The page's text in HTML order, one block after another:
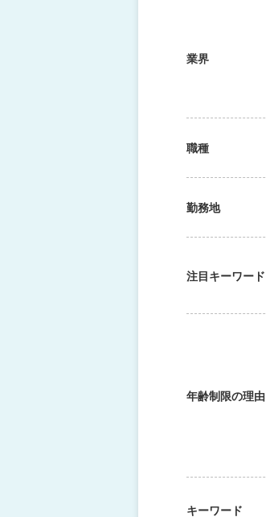
業界
職種
勤務地
注目キーワード
年齢制限の理由
キーワード